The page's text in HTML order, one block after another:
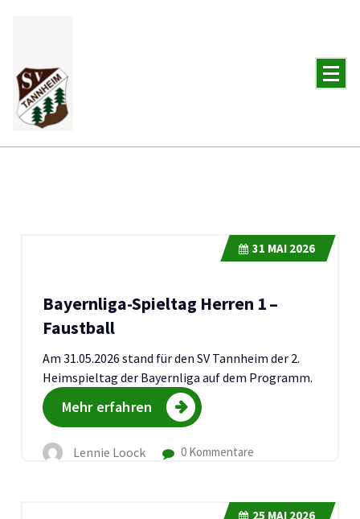
Bayernliga-Spieltag Herren 1 –
Faustball
Am 31.05.2026 stand für den SV Tannheim der 2.
Heimspieltag der Bayernliga auf dem Programm.
Mehr erfahren
31 MAI 2026
Lennie Loock 0 Kommentare
25 MAI 2026